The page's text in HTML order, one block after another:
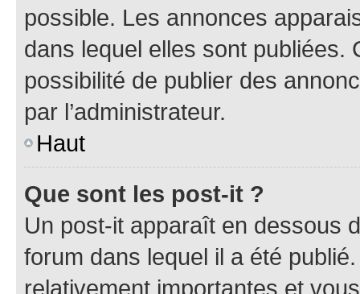
possible. Les annonces
dans lequel elles sont publiées.
possibilité de publier des
par l’administrateur.
Haut
Que sont les post-it ?
Un post-it apparaît en dessous
forum dans lequel il a été
relativement importantes et